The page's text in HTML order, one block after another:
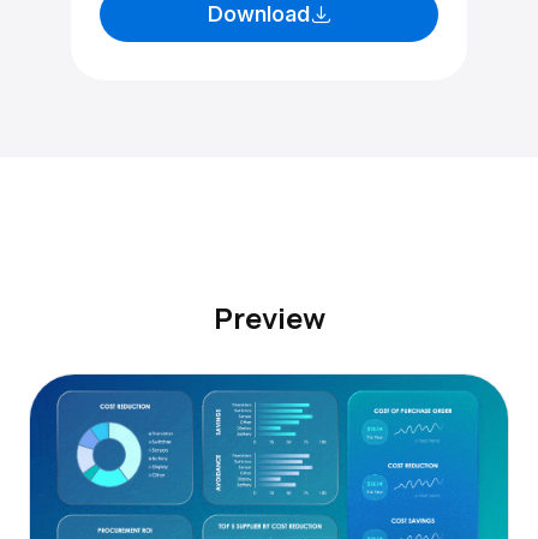
Download
Preview